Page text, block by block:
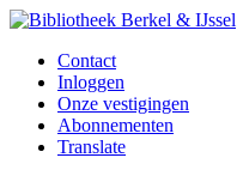
Contact
Inloggen
Onze vestigingen
Abonnementen
Translate